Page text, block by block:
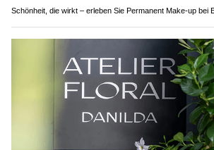
Schönheit, die wirkt – erleben Sie Permanent Make-up bei